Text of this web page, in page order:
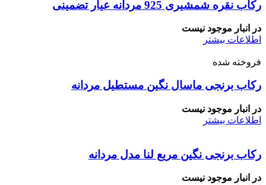
رکاب نقره شمشیری 925 مردانه عیار تضمینی
در انبار موجود نیست
اطلاعات بیشتر
فروخته شده
رکاب برنجی ماسال نگین مستطیل مردانه
در انبار موجود نیست
اطلاعات بیشتر
رکاب برنجی نگین مربع لنا مدل مردانه
در انبار موجود نیست